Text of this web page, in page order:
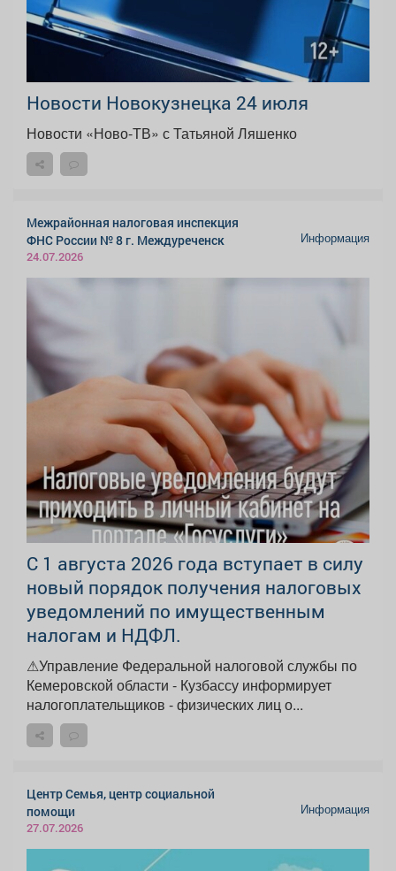
Новости Новокузнецка 24 июля
Новости «Ново-ТВ» с Татьяной Ляшенко
Межрайонная налоговая инспекция
ФНС России № 8 г. Междуреченск
24.07.2026
Информация
С 1 августа 2026 года вступает в силу
новый порядок получения налоговых
уведомлений по имущественным
налогам и НДФЛ.
⚠Управление Федеральной налоговой службы по
Кемеровской области - Кузбассу информирует
налогоплательщиков - физических лиц о...
Центр Семья, центр социальной
помощи
27.07.2026
Информация